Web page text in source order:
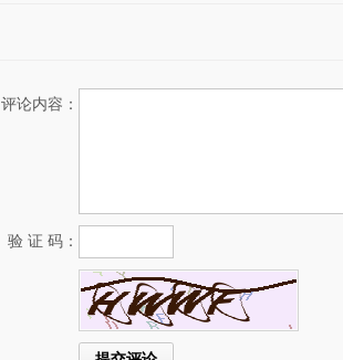
评论内容：
验 证 码：